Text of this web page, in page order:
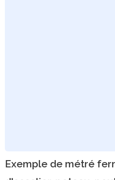
Exemple de métré